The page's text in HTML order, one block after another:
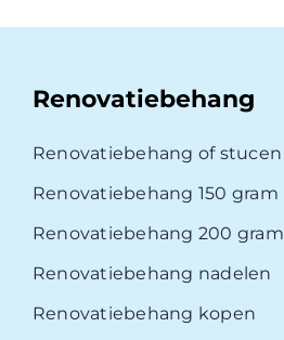
Renovatiebehang
Renovatiebehang of stucen
Renovatiebehang 150 gram
Renovatiebehang 200 gram
Renovatiebehang nadelen
Renovatiebehang kopen